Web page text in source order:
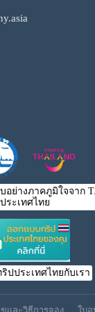
อย่างภาคภูมิใจจาก
ประเทศไทย
ปประเทศไทยกับเรา